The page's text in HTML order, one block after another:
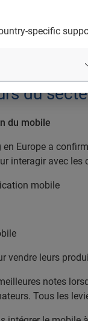
specific
la
du
du mobile
Europe a
interagir avec les
mobile
leurs
notes
Tous les